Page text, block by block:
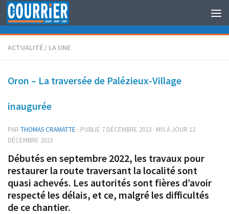
Au dessous du contenu
ACTUALITÉ / LA UNE
Oron – La traversée de Palézieux-Village
inaugurée
PAR THOMAS CRAMATTE · PUBLIÉ 7 DÉCEMBRE 2023 · MIS À JOUR 12
DÉCEMBRE 2023
Débutés en septembre 2022, les travaux pour
restaurer la route traversant la localité sont
quasi achevés. Les autorités sont fières d’avoir
respecté les délais, et ce, malgré les difficultés
de ce chantier.